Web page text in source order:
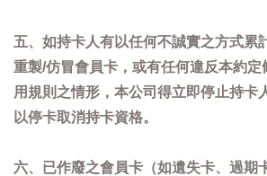
五、如持卡人有以任何不誠實之方式累
重製/仿冒會員卡，或有任何違反本約定
用規則之情形，本公司得立即停止持卡
以停卡取消持卡資格。
六、已作廢之會員卡（如遺失卡、過期